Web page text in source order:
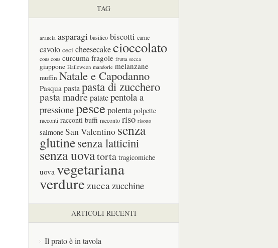
TAG
arancia asparagi basilico biscotti carne
cavolo ceci cheesecakecioccolato
cous cous curcuma fragole frutta secca
giappone Halloween mandorle melanzane
muffin Natale e Capodanno
Pasqua pastapasta di zucchero
pasta madre patatepentola a
pressionepesce polenta polpette
racconti racconti buffi racconto riso risotto
salmone San Valentino senza
glutinesenza latticini
senza uovatorta tragicomiche
uova vegetariana
verdurezuccazucchine
ARTICOLI RECENTI
Il prato è in tavola